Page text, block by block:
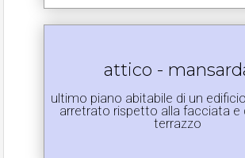
attico -
ultimo piano abitabile di un
arretrato rispetto alla facciata
terrazzo